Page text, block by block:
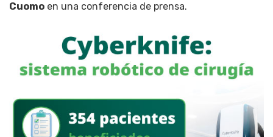
Cuomo en una conferencia de prensa.